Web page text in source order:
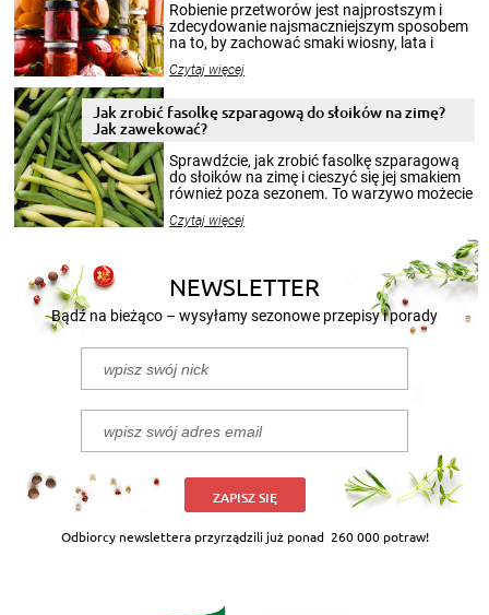
Robienie przetworów jest najprostszym i
zdecydowanie najsmaczniejszym sposobem
na to, by zachować smaki wiosny, lata i
krajobrazów, by cieszyć nimi oko w sezonie
pełni poczuć atmosferę cieplejszych
miesięcy. Przygotowanie słoików ze
patenty, które pozwolą zachować świeżość
przetworów.
Czytaj więcej
Jak zrobić fasolkę szparagową do słoików na zimę?
Jak zawekować?
Sprawdźcie, jak zrobić fasolkę szparagową
do słoików na zimę i cieszyć się jej smakiem
również poza sezonem. To warzywo możecie
nasze propozycje!
Czytaj więcej
NEWSLETTER
Bądź na bieżąco – wysyłamy sezonowe przepisy i porady
ZAPISZ SIĘ
Odbiorcy newslettera przyrządzili już ponad 260 000 potraw!